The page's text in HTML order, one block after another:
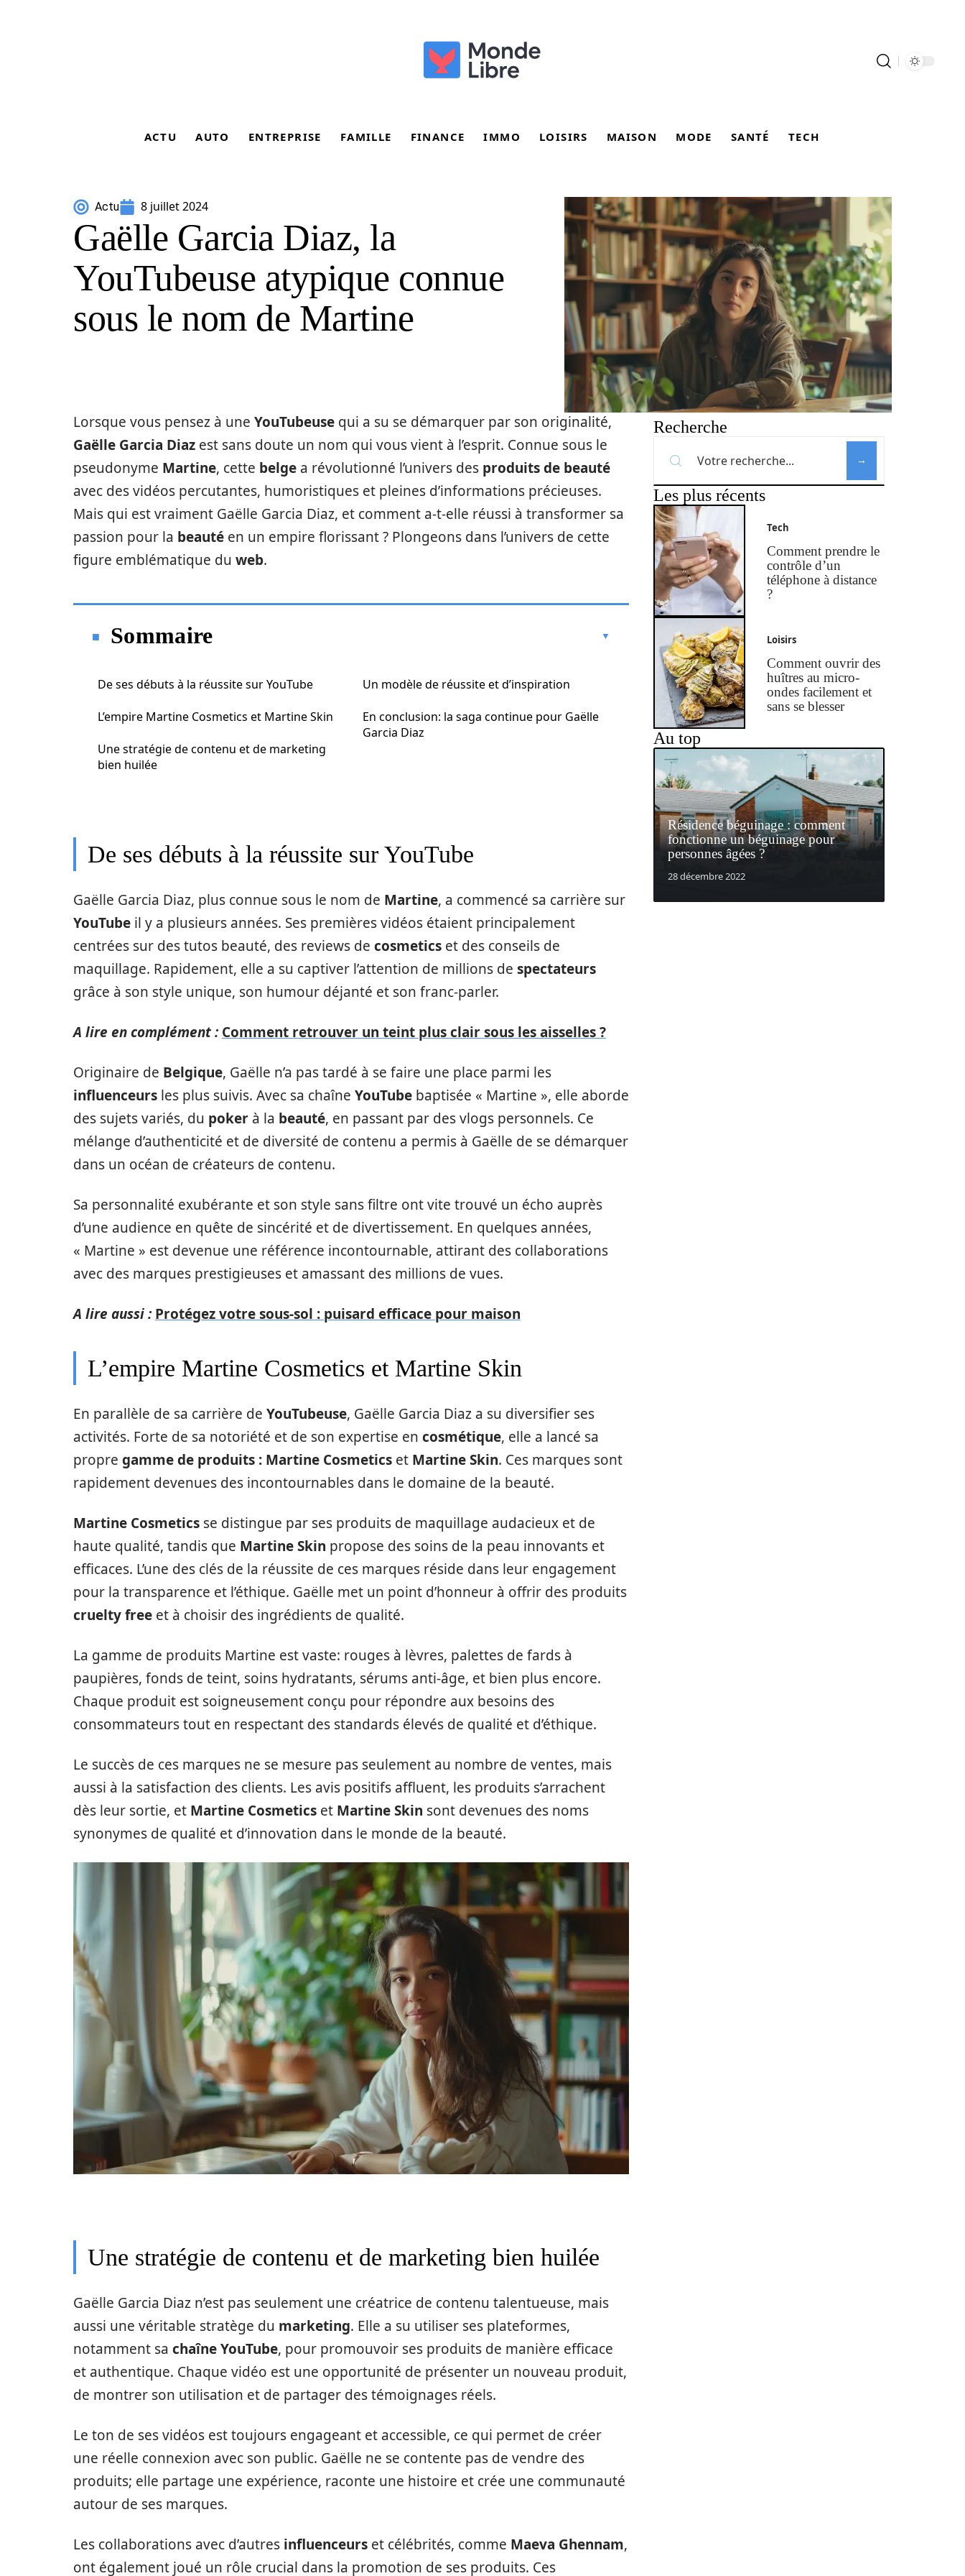
ACTU AUTO ENTREPRISE FAMILLE FINANCE IMMO LOISIRS MAISON MODE SANTÉ TECH
Actu 8 juillet 2024
Gaëlle Garcia Diaz, la
YouTubeuse atypique connue
sous le nom de Martine
Lorsque vous pensez à une YouTubeuse qui a su se démarquer par son originalité,
Gaëlle Garcia Diaz est sans doute un nom qui vous vient à l’esprit. Connue sous le
pseudonyme Martine, cette belge a révolutionné l’univers des produits de beauté
avec des vidéos percutantes, humoristiques et pleines d’informations précieuses.
Mais qui est vraiment Gaëlle Garcia Diaz, et comment a-t-elle réussi à transformer sa
passion pour la beauté en un empire florissant ? Plongeons dans l’univers de cette
figure emblématique du web.
Sommaire
De ses débuts à la réussite sur YouTube
L’empire Martine Cosmetics et Martine Skin
Une stratégie de contenu et de marketing
bien huilée
Un modèle de réussite et d’inspiration
En conclusion: la saga continue pour Gaëlle
Garcia Diaz
De ses débuts à la réussite sur YouTube
Gaëlle Garcia Diaz, plus connue sous le nom de Martine, a commencé sa carrière sur
YouTube il y a plusieurs années. Ses premières vidéos étaient principalement
centrées sur des tutos beauté, des reviews de cosmetics et des conseils de
maquillage. Rapidement, elle a su captiver l’attention de millions de spectateurs
grâce à son style unique, son humour déjanté et son franc-parler.
A lire en complément : Comment retrouver un teint plus clair sous les aisselles ?
Originaire de Belgique, Gaëlle n’a pas tardé à se faire une place parmi les
influenceurs les plus suivis. Avec sa chaîne YouTube baptisée « Martine », elle aborde
des sujets variés, du poker à la beauté, en passant par des vlogs personnels. Ce
mélange d’authenticité et de diversité de contenu a permis à Gaëlle de se démarquer
dans un océan de créateurs de contenu.
Sa personnalité exubérante et son style sans filtre ont vite trouvé un écho auprès
d’une audience en quête de sincérité et de divertissement. En quelques années,
« Martine » est devenue une référence incontournable, attirant des collaborations
avec des marques prestigieuses et amassant des millions de vues.
A lire aussi : Protégez votre sous-sol : puisard efficace pour maison
L’empire Martine Cosmetics et Martine Skin
En parallèle de sa carrière de YouTubeuse, Gaëlle Garcia Diaz a su diversifier ses
activités. Forte de sa notoriété et de son expertise en cosmétique, elle a lancé sa
propre gamme de produits : Martine Cosmetics et Martine Skin. Ces marques sont
rapidement devenues des incontournables dans le domaine de la beauté.
Martine Cosmetics se distingue par ses produits de maquillage audacieux et de
haute qualité, tandis que Martine Skin propose des soins de la peau innovants et
efficaces. L’une des clés de la réussite de ces marques réside dans leur engagement
pour la transparence et l’éthique. Gaëlle met un point d’honneur à offrir des produits
cruelty free et à choisir des ingrédients de qualité.
La gamme de produits Martine est vaste: rouges à lèvres, palettes de fards à
paupières, fonds de teint, soins hydratants, sérums anti-âge, et bien plus encore.
Chaque produit est soigneusement conçu pour répondre aux besoins des
consommateurs tout en respectant des standards élevés de qualité et d’éthique.
Le succès de ces marques ne se mesure pas seulement au nombre de ventes, mais
aussi à la satisfaction des clients. Les avis positifs affluent, les produits s’arrachent
dès leur sortie, et Martine Cosmetics et Martine Skin sont devenues des noms
synonymes de qualité et d’innovation dans le monde de la beauté.
Une stratégie de contenu et de marketing bien huilée
Gaëlle Garcia Diaz n’est pas seulement une créatrice de contenu talentueuse, mais
aussi une véritable stratège du marketing. Elle a su utiliser ses plateformes,
notamment sa chaîne YouTube, pour promouvoir ses produits de manière efficace
et authentique. Chaque vidéo est une opportunité de présenter un nouveau produit,
de montrer son utilisation et de partager des témoignages réels.
Le ton de ses vidéos est toujours engageant et accessible, ce qui permet de créer
une réelle connexion avec son public. Gaëlle ne se contente pas de vendre des
produits; elle partage une expérience, raconte une histoire et crée une communauté
autour de ses marques.
Les collaborations avec d’autres influenceurs et célébrités, comme Maeva Ghennam,
ont également joué un rôle crucial dans la promotion de ses produits. Ces
Recherche
Les plus récents
Tech
Comment prendre le
contrôle d’un
téléphone à distance
?
Loisirs
Comment ouvrir des
huîtres au micro-
ondes facilement et
sans se blesser
Au top
Résidence béguinage : comment
fonctionne un béguinage pour
personnes âgées ?
28 décembre 2022